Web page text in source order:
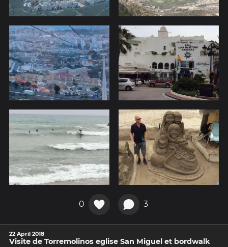
0 3
22 April 2018
Visite de Torremolinos eglise San Miguel et bordwalk